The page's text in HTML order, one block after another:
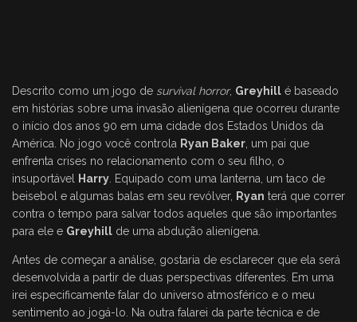
Descrito como um jogo de survival horror, Greyhill é baseado
em histórias sobre uma invasão alienígena que ocorreu durante
o início dos anos 90 em uma cidade dos Estados Unidos da
América. No jogo você controla Ryan Baker , um pai que
enfrenta crises no relacionamento com o seu filho, o
insuportável
Harry . Equipado com uma lanterna, um taco de
beisebol e algumas balas em seu revólver, Ryan terá que correr
contra o tempo para salvar todos aqueles que são importantes
para ele e Greyhill de uma abdução alienígena.
Antes de começar a análise, gostaria de esclarecer que ela será
desenvolvida a partir de duas perspectivas diferentes. Em uma
irei especificamente falar do universo atmosférico e o meu
sentimento ao jogá-lo. Na outra falarei da parte técnica e de